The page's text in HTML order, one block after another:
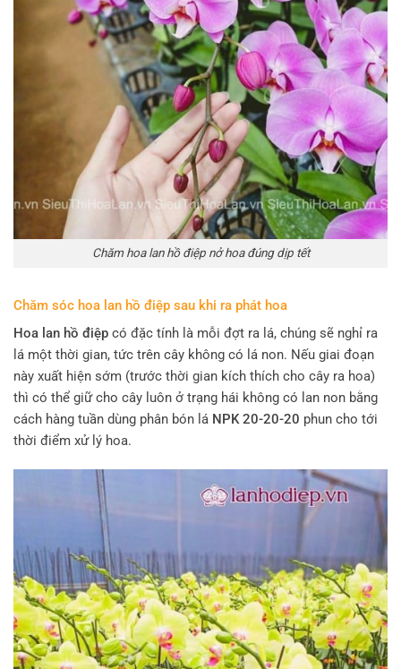
Chăm hoa lan hồ điệp nở hoa đúng dịp tết
Chăm sóc hoa lan hồ điệp sau khi ra phát hoa
Hoa lan hồ điệp có đặc tính là mỗi đợt ra lá, chúng sẽ nghỉ ra
lá một thời gian, tức trên cây không có lá non. Nếu giai đoạn
này xuất hiện sớm (trước thời gian kích thích cho cây ra hoa)
thì có thể giữ cho cây luôn ở trạng hái không có lan non bằng
cách hàng tuần dùng phân bón lá NPK 20-20-20 phun cho tới
thời điểm xử lý hoa.